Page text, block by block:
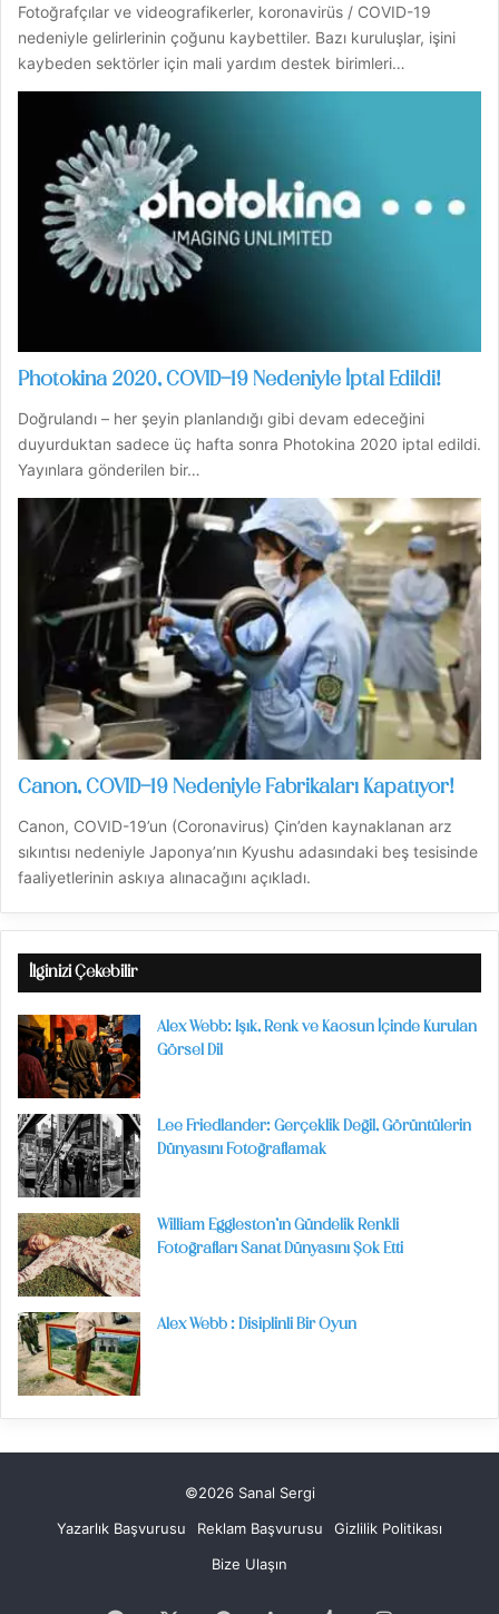
Fotoğrafçılar ve videografikerler, koronavirüs / COVID-19
nedeniyle gelirlerinin çoğunu kaybettiler. Bazı kuruluşlar, işini
kaybeden sektörler için mali yardım destek birimleri…
Photokina 2020, COVID-19 Nedeniyle İptal Edildi!
Doğrulandı – her şeyin planlandığı gibi devam edeceğini
duyurduktan sadece üç hafta sonra Photokina 2020 iptal edildi.
Yayınlara gönderilen bir…
Canon, COVID-19 Nedeniyle Fabrikaları Kapatıyor!
Canon, COVID-19’un (Coronavirus) Çin’den kaynaklanan arz
sıkıntısı nedeniyle Japonya’nın Kyushu adasındaki beş tesisinde
faaliyetlerinin askıya alınacağını açıkladı.
İlginizi Çekebilir
Alex Webb: Işık, Renk ve Kaosun İçinde Kurulan
Görsel Dil
Lee Friedlander: Gerçeklik Değil, Görüntülerin
Dünyasını Fotoğraflamak
William Eggleston’ın Gündelik Renkli
Fotoğrafları Sanat Dünyasını Şok Etti
Alex Webb : Disiplinli Bir Oyun
©2026 Sanal Sergi
Yazarlık Başvurusu
Reklam Başvurusu
Gizlilik Politikası
Bize Ulaşın